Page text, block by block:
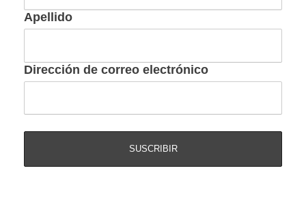
Apellido
Dirección de correo electrónico